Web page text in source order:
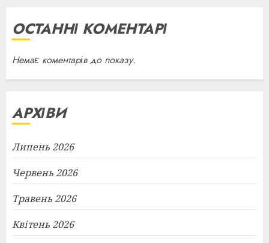
ОСТАННІ КОМЕНТАРІ
Немає коментарів до показу.
АРХІВИ
Липень 2026
Червень 2026
Травень 2026
Квітень 2026